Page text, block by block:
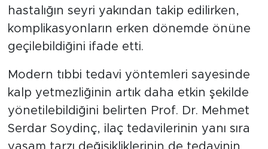
hastalığın seyri yakından takip edilirken,
komplikasyonların erken dönemde önüne
geçilebildiğini ifade etti.
Modern tıbbi tedavi yöntemleri sayesinde
kalp yetmezliğinin artık daha etkin şekilde
yönetilebildiğini belirten Prof. Dr. Mehmet
Serdar Soydinç, ilaç tedavilerinin yanı sıra
yaşam tarzı değişikliklerinin de tedavinin